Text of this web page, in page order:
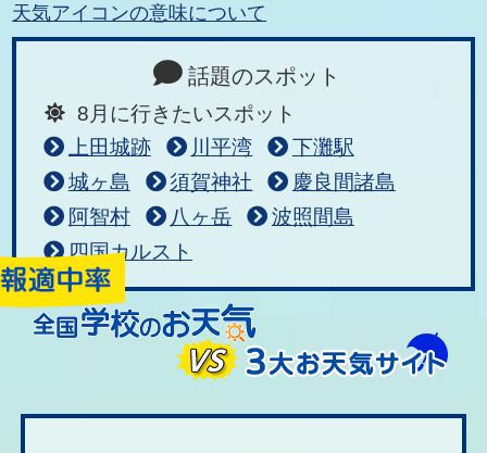
天気アイコンの意味について
話題のスポット
8月に行きたいスポット
上田城跡
川平湾
下灘駅
城ヶ島
須賀神社
慶良間諸島
阿智村
八ヶ岳
波照間島
四国カルスト